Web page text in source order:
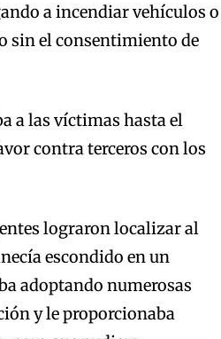
a incendiar vehículos o
sin el consentimiento de
a las víctimas hasta el
contra terceros con los
lograron localizar al
escondido en un
adoptando numerosas
y le proporcionaba